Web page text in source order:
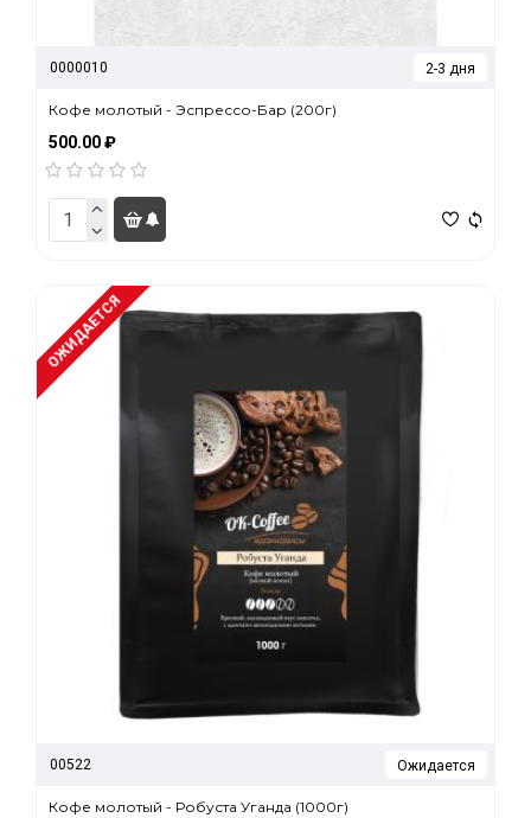
0000010 2-3 дня
Кофе молотый - Эспрессо-Бар (200г)
500.00 ₽
ОЖИДАЕТСЯ
00522 Ожидается
Кофе молотый - Робуста Уганда (1000г)